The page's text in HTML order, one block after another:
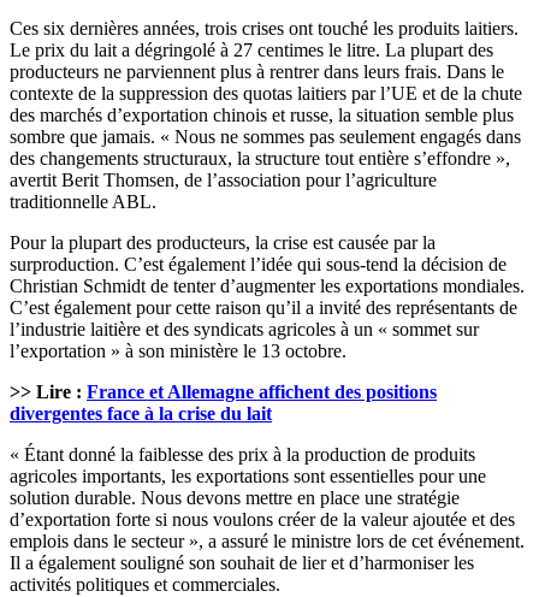
Ces six dernières années, trois crises ont touché les produits laitiers.
Le prix du lait a dégringolé à 27 centimes le litre. La plupart des
producteurs ne parviennent plus à rentrer dans leurs frais. Dans le
contexte de la suppression des quotas laitiers par l’UE et de la chute
des marchés d’exportation chinois et russe, la situation semble plus
sombre que jamais. « Nous ne sommes pas seulement engagés dans
des changements structuraux, la structure tout entière s’effondre »,
avertit Berit Thomsen, de l’association pour l’agriculture
traditionnelle ABL.
Pour la plupart des producteurs, la crise est causée par la
surproduction. C’est également l’idée qui sous-tend la décision de
Christian Schmidt de tenter d’augmenter les exportations mondiales.
C’est également pour cette raison qu’il a invité des représentants de
l’industrie laitière et des syndicats agricoles à un « sommet sur
l’exportation » à son ministère le 13 octobre.
>> Lire : France et Allemagne affichent des positions
divergentes face à la crise du lait
« Étant donné la faiblesse des prix à la production de produits
agricoles importants, les exportations sont essentielles pour une
solution durable. Nous devons mettre en place une stratégie
d’exportation forte si nous voulons créer de la valeur ajoutée et des
emplois dans le secteur », a assuré le ministre lors de cet événement.
Il a également souligné son souhait de lier et d’harmoniser les
activités politiques et commerciales.